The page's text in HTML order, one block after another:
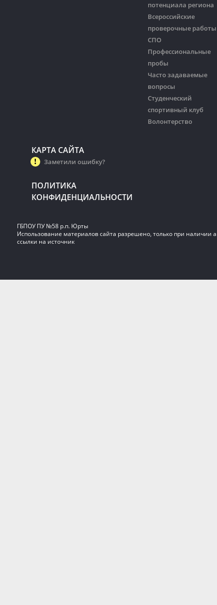
потенциала региона
Всероссийские
проверочные работы
СПО
Профессиональные
пробы
Часто задаваемые
вопросы
Студенческий
спортивный клуб
Волонтерство
КАРТА САЙТА
Заметили ошибку?
ПОЛИТИКА
КОНФИДЕНЦИАЛЬНОСТИ
ГБПОУ ПУ №58 р.п. Юрты
Использование материалов сайта разрешено, только при наличии
ссылки на источник